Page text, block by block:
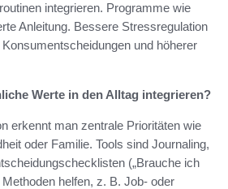
integrieren. Programme wie
Anleitung. Bessere Stressregulation
und höherer
Werte in den Alltag integrieren?
erkennt man zentrale Prioritäten wie
oder Familie. Tools sind Journaling,
(„Brauche ich
helfen, z. B. Job- oder